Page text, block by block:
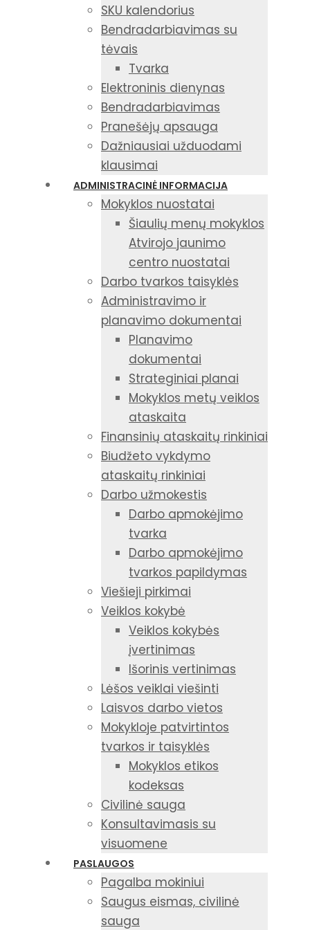
SKU kalendorius
Bendradarbiavimas su
tėvais
Tvarka
Elektroninis dienynas
Bendradarbiavimas
Pranešėjų apsauga
Dažniausiai užduodami
klausimai
ADMINISTRACINĖ INFORMACIJA
Mokyklos nuostatai
Šiaulių menų mokyklos
Atvirojo jaunimo
centro nuostatai
Darbo tvarkos taisyklės
Administravimo ir
planavimo dokumentai
Planavimo
dokumentai
Strateginiai planai
Mokyklos metų veiklos
ataskaita
Finansinių ataskaitų rinkiniai
Biudžeto vykdymo
ataskaitų rinkiniai
Darbo užmokestis
Darbo apmokėjimo
tvarka
Darbo apmokėjimo
tvarkos papildymas
Viešieji pirkimai
Veiklos kokybė
Veiklos kokybės
įvertinimas
Išorinis vertinimas
Lėšos veiklai viešinti
Laisvos darbo vietos
Mokykloje patvirtintos
tvarkos ir taisyklės
Mokyklos etikos
kodeksas
Civilinė sauga
Konsultavimasis su
visuomene
PASLAUGOS
Pagalba mokiniui
Saugus eismas, civilinė
sauga